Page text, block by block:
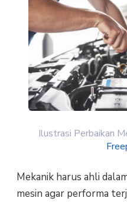
Ilustrasi Perbaikan
Mekanik harus ahli
mesin agar performa